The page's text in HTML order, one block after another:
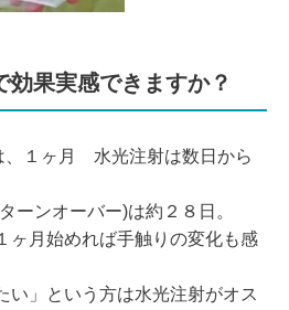
効果実感できますか？
、１ヶ月 水光注射は数日から
ーンオーバー)は約２８日。
月始めれば手触りの変化も感
」という方は水光注射がオス